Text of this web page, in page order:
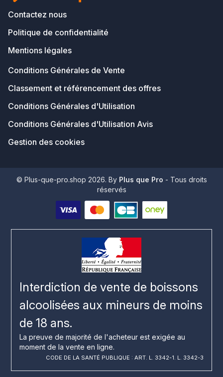
Contactez nous
Politique de confidentialité
Mentions légales
Conditions Générales de Vente
Classement et référencement des offres
Conditions Générales d'Utilisation
Conditions Générales d'Utilisation Avis
Gestion des cookies
© Plus-que-pro.shop 2026. By Plus que Pro - Tous droits
réservés
Interdiction de vente de boissons
alcoolisées aux mineurs de moins
de 18 ans.
La preuve de majorité de l'acheteur est exigée au
moment de la vente en ligne.
CODE DE LA SANTÉ PUBLIQUE : ART. L. 3342-1. L. 3342-3